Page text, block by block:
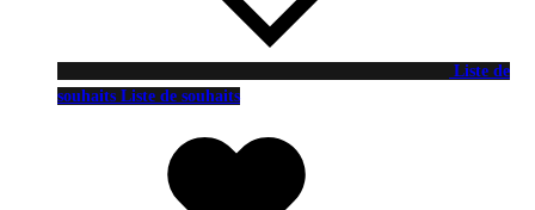
Liste de
souhaits Liste de souhaits